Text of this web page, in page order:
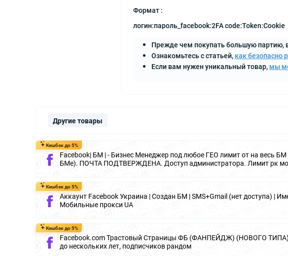
Формат :
логин:пароль_facebook:2FA code:Token:Cookie
Прежде чем покупать большую партию,
Ознакомьтесь с статьей, как безопасно
Если вам нужен уникальный товар, мы
Другие товары
Кешбэк до 5%
Facebook| БМ | - Бизнес Менеджер под любое ГЕО лимит от на весь
БМе). ПОЧТА ПОДТВЕРЖДЕНА. Доступ администратора. Лимит рк
Кешбэк до 5%
Аккаунт Facebook Украина | Создан БМ | SMS+Gmail (нет доступа) |
Мобильные прокси UA
Кешбэк до 5%
Facebook.com Трастовый Страницы ФБ (ФАНПЕЙДЖ) (НОВОГО ТИПА).
до нескольких лет, подписчиков рандом